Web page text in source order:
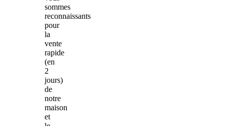
sommes
reconnaissants
pour
la
vente
rapide
(en
2
jours)
de
notre
maison
et